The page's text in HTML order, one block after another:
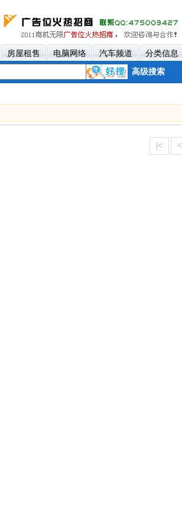
房屋租售 电脑网络 汽车频道 分类信息
高级搜索
|< <